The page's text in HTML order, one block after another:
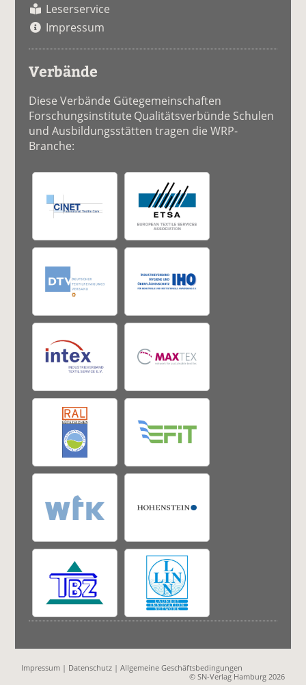
Leserservice
Impressum
Verbände
Diese Verbände Gütegemeinschaften
Forschungsinstitute Qualitätsverbünde Schulen
und Ausbildungsstätten tragen die WRP-
Branche:
Impressum | Datenschutz |Allgemeine Geschäftsbedingungen
© SN-Verlag Hamburg 2026